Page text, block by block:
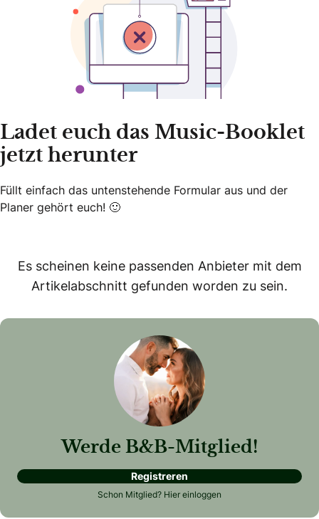
Ladet euch das Music-Booklet
jetzt herunter
Füllt einfach das untenstehende Formular aus und der
Planer gehört euch! 🙂
Es scheinen keine passenden Anbieter mit dem
Artikelabschnitt gefunden worden zu sein.
Werde B&B-Mitglied!
Registreren
Schon Mitglied? Hier einloggen